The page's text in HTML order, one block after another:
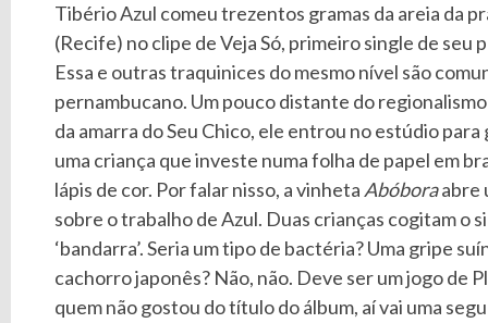
Tibério Azul comeu trezentos gramas da areia da
(Recife) no clipe de Veja Só, primeiro single de seu
Essa e outras traquinices do mesmo nível são
pernambucano. Um pouco distante do
da amarra do Seu Chico, ele entrou no estúdio
uma criança que investe numa folha de papel em
lápis de cor. Por falar nisso, a vinheta Abóboraabre
sobre o trabalho de Azul. Duas crianças cogitam o
‘bandarra’. Seria um tipo de bactéria? Uma gripe
cachorro japonês? Não, não. Deve ser um jogo de
quem não gostou do título do álbum, aí vai uma